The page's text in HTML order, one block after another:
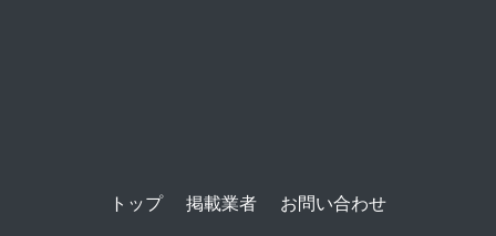
トップ 掲載業者 お問い合わせ